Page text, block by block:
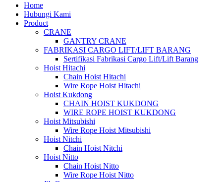
Home
Hubungi Kami
Product
CRANE
GANTRY CRANE
FABRIKASI CARGO LIFT/LIFT BARANG
Sertifikasi Fabrikasi Cargo Lift/Lift Barang
Hoist Hitachi
Chain Hoist Hitachi
Wire Rope Hoist Hitachi
Hoist Kukdong
CHAIN HOIST KUKDONG
WIRE ROPE HOIST KUKDONG
Hoist Mitsubishi
Wire Rope Hoist Mitsubishi
Hoist Nitchi
Chain Hoist Nitchi
Hoist Nitto
Chain Hoist Nitto
Wire Rope Hoist Nitto